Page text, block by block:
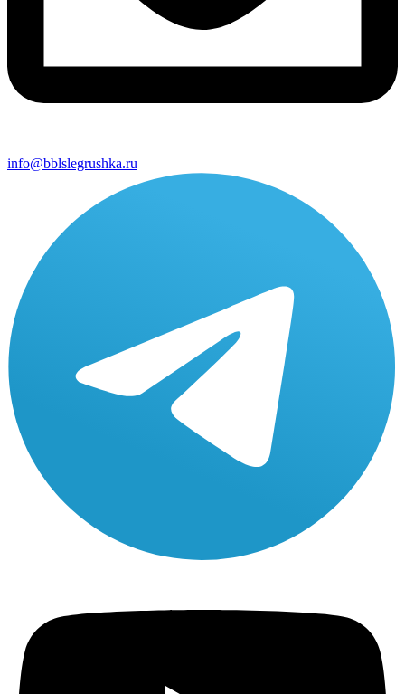
info@bblslegrushka.ru